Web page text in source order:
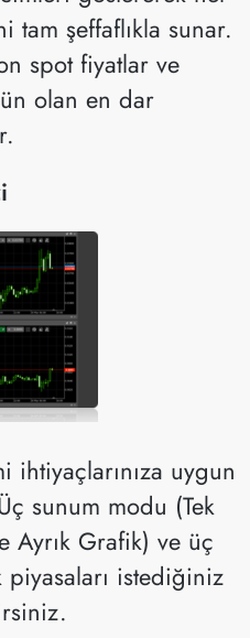
şeffaflıkla sunar.
spot fiyatlar ve
olan en dar
ihtiyaçlarınıza uygun
sunum modu (Tek
Ayrık Grafik) ve üç
istediğiniz